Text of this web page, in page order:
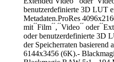
benutzerdefinierte 3D LUT
Metadaten.ProRes
mit ́ ́Film ́ ́, ́ ́Video ́ ́ oder
oder benutzerdefinierte 3D
der Speicherraten
6144x3456 (6K).-